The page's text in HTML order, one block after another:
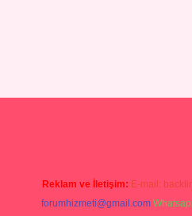
Reklam ve İletişim: E-mail:
forumhizmeti@gmail.com